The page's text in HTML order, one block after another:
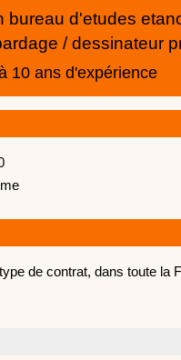
bureau d'etudes
/ dessinateur
10 ans d'expérience
de contrat, dans toute la